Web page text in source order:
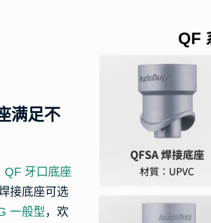
满足不
QF 牙口底座
接底座可选
一般型，欢